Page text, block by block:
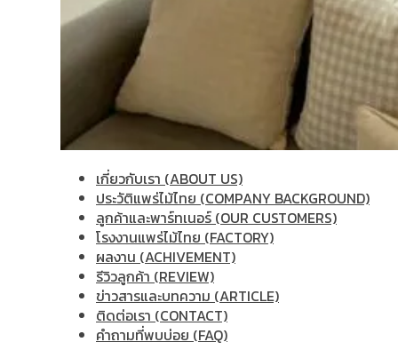
เกี่ยวกับเรา (ABOUT US)
ประวัติแพร่ไม้ไทย (COMPANY BACKGROUND)
ลูกค้าและพาร์ทเนอร์ (OUR CUSTOMERS)
โรงงานแพร่ไม้ไทย (FACTORY)
ผลงาน (ACHIVEMENT)
รีวิวลูกค้า (REVIEW)
ข่าวสารและบทความ (ARTICLE)
ติดต่อเรา (CONTACT)
คำถามที่พบบ่อย (FAQ)